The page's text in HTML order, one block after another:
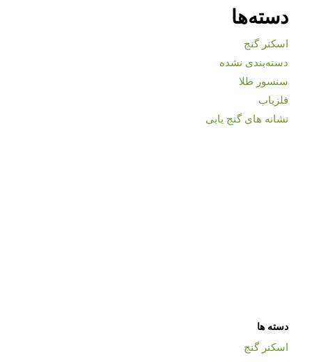
دسته‌ها
اسکنر گنج
دسته‌بندی نشده
سنسور طلا
فلزیاب
نشانه های گنج یابی
دسته ها
اسکنر گنج